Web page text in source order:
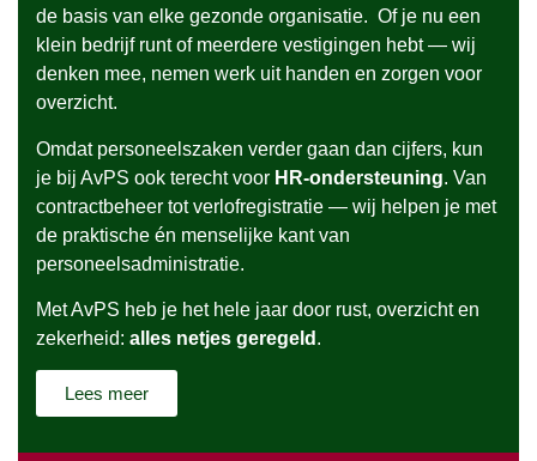
de basis van elke gezonde organisatie. Of je nu een
klein bedrijf runt of meerdere vestigingen hebt — wij
denken mee, nemen werk uit handen en zorgen voor
overzicht.
Omdat personeelszaken verder gaan dan cijfers, kun
je bij AvPS ook terecht voor HR-ondersteuning. Van
contractbeheer tot verlofregistratie — wij helpen je met
de praktische én menselijke kant van
personeelsadministratie.
Met AvPS heb je het hele jaar door rust, overzicht en
zekerheid: alles netjes geregeld .
Lees meer